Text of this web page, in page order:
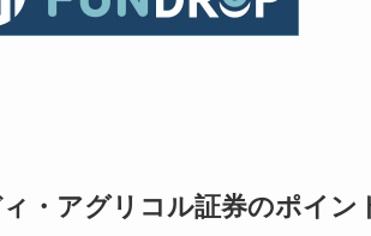
・アグリコル証券のポイン